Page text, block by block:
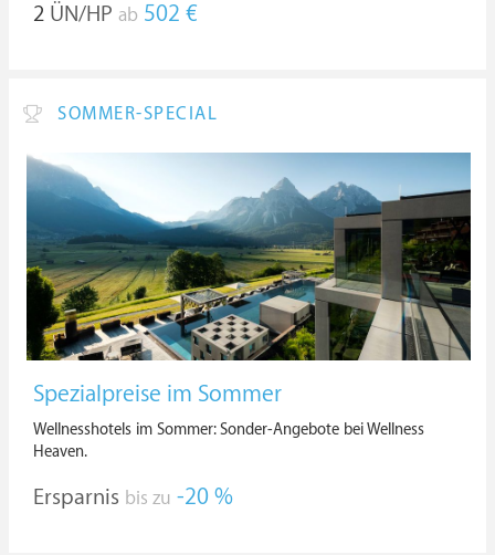
2 ÜN/HP ab 502 €
SOMMER-SPECIAL
Spezialpreise im Sommer
Wellnesshotels im Sommer: Sonder-Angebote bei Wellness
Heaven.
Ersparnis bis zu -20 %